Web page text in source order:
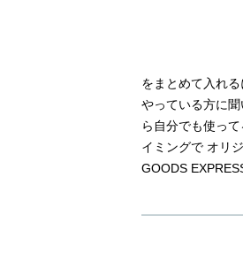
をまとめて入れ
やっている方に
ら自分でも使っ
イミングで オリ
GOODS